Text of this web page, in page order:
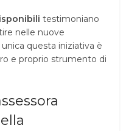
testimoniano
nelle nuove
questa iniziativa è
e proprio strumento di